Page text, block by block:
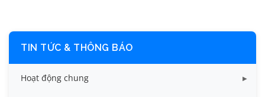
TIN TỨC & THÔNG BÁO
Hoạt động chung